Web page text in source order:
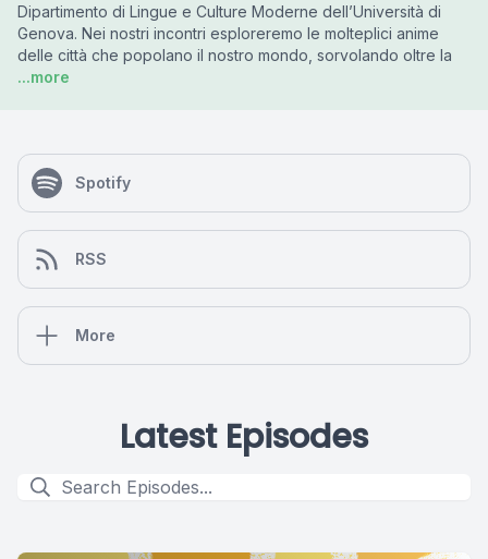
Dipartimento di Lingue e Culture Moderne dell’Università di
Genova. Nei nostri incontri esploreremo le molteplici anime
delle città che popolano il nostro mondo, sorvolando oltre la
...more
Spotify
RSS
More
Latest Episodes